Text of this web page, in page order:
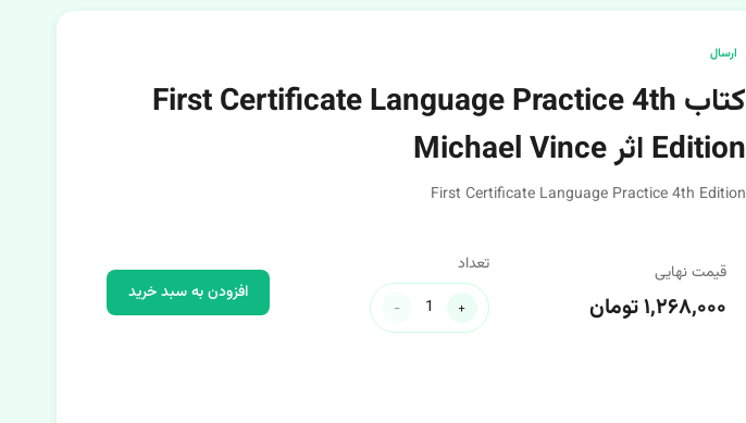
ارسال
کتاب First Certificate Language Practice 4th
Edition اثر Michael Vince
First Certificate Language Practice 4th Edition
قیمت نهایی
۱,۲۶۸,۰۰۰ تومان
تعداد
+
-
افزودن به سبد خرید